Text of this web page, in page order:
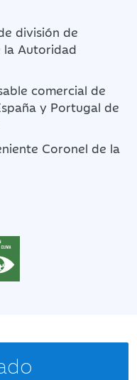
división de
la Autoridad
comercial de
y Portugal de
Coronel de la